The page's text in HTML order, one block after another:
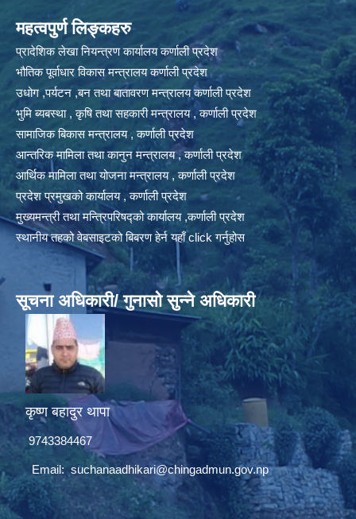
महत्वपुर्ण लिङ्कहरु
प्रादेशिक लेखा नियन्त्रण कार्यालय कर्णाली प्रदेश
भौतिक पूर्वाधार विकास मन्त्रालय कर्णाली प्रदेश
उधोग ,पर्यटन ,बन तथा बातावरण मन्त्रालय कर्णाली प्रदेश
भुमि ब्यबस्था , कृषि तथा सहकारी मन्त्रालय , कर्णाली प्रदेश
सामाजिक बिकास मन्त्रालय , कर्णाली प्रदेश
आन्तरिक मामिला तथा कानुन मन्त्रालय , कर्णाली प्रदेश
आर्थिक मामिला तथा योजना मन्त्रालय , कर्णाली प्रदेश
प्रदेश प्रमुखको कार्यालय , कर्णाली प्रदेश
मुख्यमन्त्री तथा मन्त्रिपरिषद्को कार्यालय ,कर्णाली प्रदेश
स्थानीय तहको वेबसाइटको बिबरण हेर्न यहाँ click गर्नुहोस
सूचना अधिकारी/ गुनासो सुन्ने अधिकारी
कृष्ण बहादुर थापा
9743384467
Email:suchanaadhikari@chingadmun.gov.np